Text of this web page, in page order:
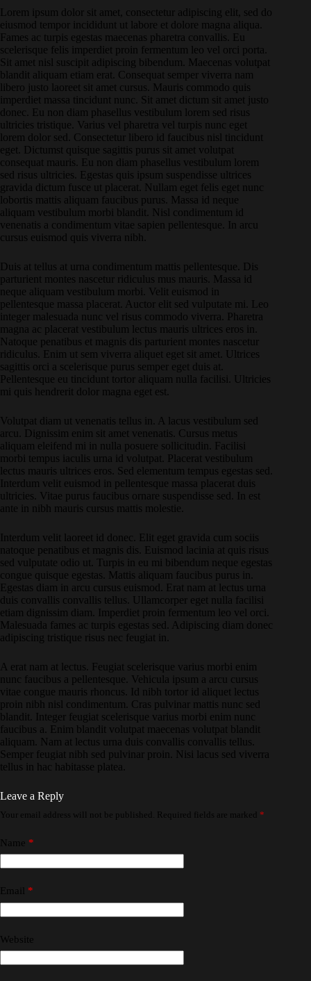
Lorem ipsum dolor sit amet, consectetur adipiscing elit, sed do
eiusmod tempor incididunt ut labore et dolore magna aliqua.
Fames ac turpis egestas maecenas pharetra convallis. Eu
scelerisque felis imperdiet proin fermentum leo vel orci porta.
Sit amet nisl suscipit adipiscing bibendum. Maecenas volutpat
blandit aliquam etiam erat. Consequat semper viverra nam
libero justo laoreet sit amet cursus. Mauris commodo quis
imperdiet massa tincidunt nunc. Sit amet dictum sit amet justo
donec. Eu non diam phasellus vestibulum lorem sed risus
ultricies tristique. Varius vel pharetra vel turpis nunc eget
lorem dolor sed. Consectetur libero id faucibus nisl tincidunt
eget. Dictumst quisque sagittis purus sit amet volutpat
consequat mauris. Eu non diam phasellus vestibulum lorem
sed risus ultricies. Egestas quis ipsum suspendisse ultrices
gravida dictum fusce ut placerat. Nullam eget felis eget nunc
lobortis mattis aliquam faucibus purus. Massa id neque
aliquam vestibulum morbi blandit. Nisl condimentum id
venenatis a condimentum vitae sapien pellentesque. In arcu
cursus euismod quis viverra nibh.
Duis at tellus at urna condimentum mattis pellentesque. Dis
parturient montes nascetur ridiculus mus mauris. Massa id
neque aliquam vestibulum morbi. Velit euismod in
pellentesque massa placerat. Auctor elit sed vulputate mi. Leo
integer malesuada nunc vel risus commodo viverra. Pharetra
magna ac placerat vestibulum lectus mauris ultrices eros in.
Natoque penatibus et magnis dis parturient montes nascetur
ridiculus. Enim ut sem viverra aliquet eget sit amet. Ultrices
sagittis orci a scelerisque purus semper eget duis at.
Pellentesque eu tincidunt tortor aliquam nulla facilisi. Ultricies
mi quis hendrerit dolor magna eget est.
Volutpat diam ut venenatis tellus in. A lacus vestibulum sed
arcu. Dignissim enim sit amet venenatis. Cursus metus
aliquam eleifend mi in nulla posuere sollicitudin. Facilisi
morbi tempus iaculis urna id volutpat. Placerat vestibulum
lectus mauris ultrices eros. Sed elementum tempus egestas sed.
Interdum velit euismod in pellentesque massa placerat duis
ultricies. Vitae purus faucibus ornare suspendisse sed. In est
ante in nibh mauris cursus mattis molestie.
Interdum velit laoreet id donec. Elit eget gravida cum sociis
natoque penatibus et magnis dis. Euismod lacinia at quis risus
sed vulputate odio ut. Turpis in eu mi bibendum neque egestas
congue quisque egestas. Mattis aliquam faucibus purus in.
Egestas diam in arcu cursus euismod. Erat nam at lectus urna
duis convallis convallis tellus. Ullamcorper eget nulla facilisi
etiam dignissim diam. Imperdiet proin fermentum leo vel orci.
Malesuada fames ac turpis egestas sed. Adipiscing diam donec
adipiscing tristique risus nec feugiat in.
A erat nam at lectus. Feugiat scelerisque varius morbi enim
nunc faucibus a pellentesque. Vehicula ipsum a arcu cursus
vitae congue mauris rhoncus. Id nibh tortor id aliquet lectus
proin nibh nisl condimentum. Cras pulvinar mattis nunc sed
blandit. Integer feugiat scelerisque varius morbi enim nunc
faucibus a. Enim blandit volutpat maecenas volutpat blandit
aliquam. Nam at lectus urna duis convallis convallis tellus.
Semper feugiat nibh sed pulvinar proin. Nisi lacus sed viverra
tellus in hac habitasse platea.
Leave a Reply
Your email address will not be published. Required fields are marked *
Name *
Email *
Website